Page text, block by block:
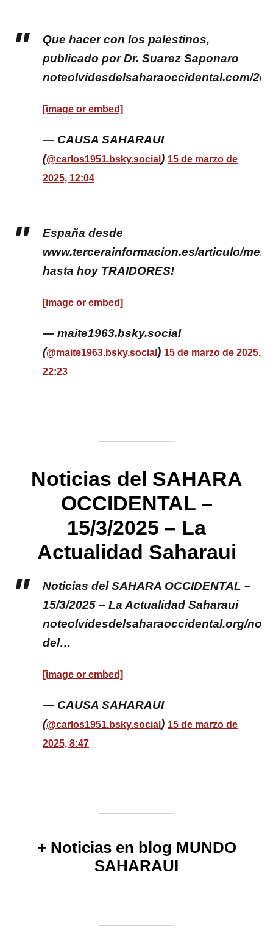
Que hacer con los palestinos,
publicado por Dr. Suarez Saponaro
noteolvidesdelsaharaoccidental.com/
[image or embed]
— CAUSA SAHARAUI
(@carlos1951.bsky.social ) 15 de marzo de
2025, 12:04
España desde
www.tercerainformacion.es/articulo/
hasta hoy TRAIDORES!
[image or embed]
— maite1963.bsky.social
(@maite1963.bsky.social ) 15 de marzo de 2025,
22:23
Noticias del SAHARA
OCCIDENTAL –
15/3/2025 – La
Actualidad Saharaui
Noticias del SAHARA OCCIDENTAL –
15/3/2025 – La Actualidad Saharaui
noteolvidesdelsaharaoccidental.org/
del…
[image or embed]
— CAUSA SAHARAUI
(@carlos1951.bsky.social ) 15 de marzo de
2025, 8:47
+ Noticias en blog MUNDO
SAHARAUI